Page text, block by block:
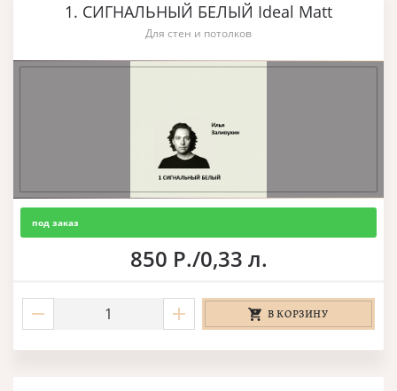
1. СИГНАЛЬНЫЙ БЕЛЫЙ Ideal Matt
Для стен и потолков
под заказ
850 Р./0,33 л.
В КОРЗИНУ